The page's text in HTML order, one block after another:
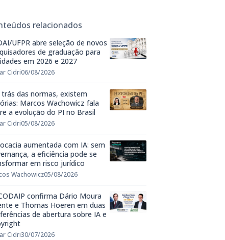
relacionados
UFPR abre seleção de novos
de graduação para
em 2026 e 2027
Cidri06/08/2026
trás das normas, existem
Marcos Wachowicz fala
a evolução do PI no Brasil
Cidri05/08/2026
aumentada com IA: sem
a eficiência pode se
em risco jurídico
Wachowicz05/08/2026
confirma Dário Moura
e Thomas Hoeren em duas
de abertura sobre IA e
Cidri30/07/2026